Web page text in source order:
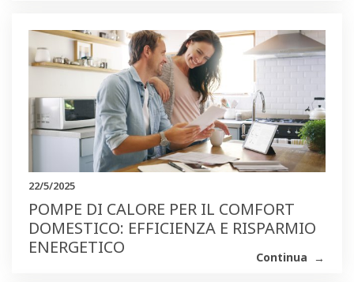
22/5/2025
POMPE DI CALORE PER IL COMFORT
DOMESTICO: EFFICIENZA E RISPARMIO
ENERGETICO
Continua